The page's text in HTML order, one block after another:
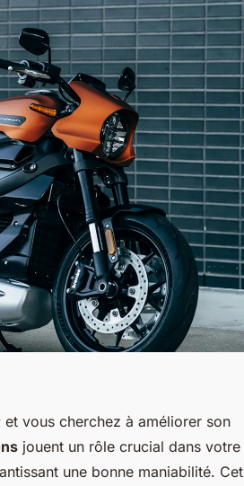
et vous cherchez à améliorer son
jouent un rôle crucial dans votre
une bonne maniabilité. Cet